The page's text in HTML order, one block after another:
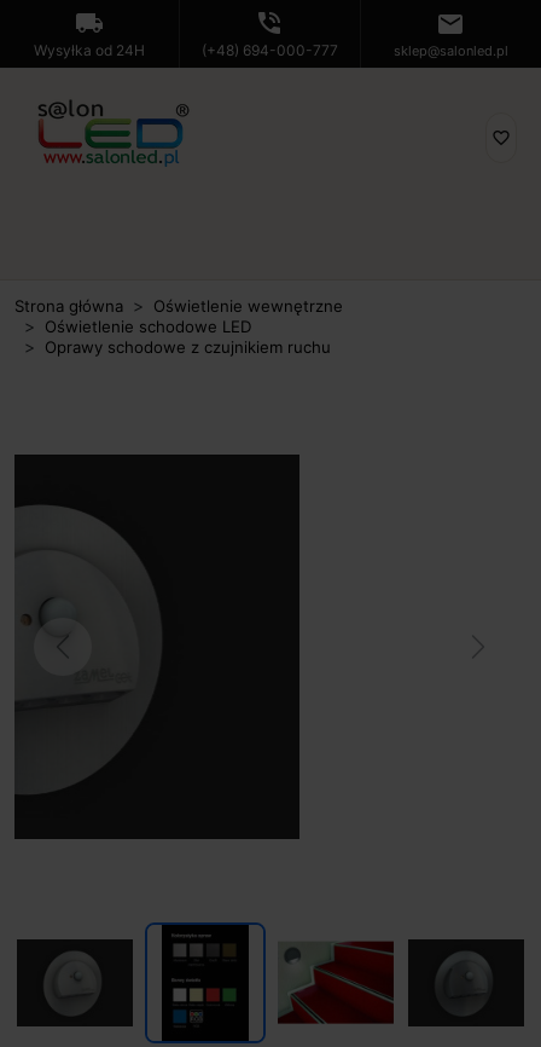
local_shipping
Wysyłka od 24H
phone_in_talk
(+48) 694-000-777
mail
sklep@salonled.pl
favorite_border
Strona główna
Oświetlenie wewnętrzne
Oświetlenie schodowe LED
Oprawy schodowe z czujnikiem ruchu